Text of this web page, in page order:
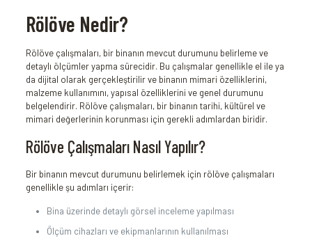
Rölöve Nedir?
Rölöve çalışmaları, bir binanın mevcut durumunu belirleme ve
detaylı ölçümler yapma sürecidir. Bu çalışmalar genellikle el ile ya
da dijital olarak gerçekleştirilir ve binanın mimari özelliklerini,
malzeme kullanımını, yapısal özelliklerini ve genel durumunu
belgelendirir. Rölöve çalışmaları, bir binanın tarihi, kültürel ve
mimari değerlerinin korunması için gerekli adımlardan biridir.
Rölöve Çalışmaları Nasıl Yapılır?
Bir binanın mevcut durumunu belirlemek için rölöve çalışmaları
genellikle şu adımları içerir:
Bina üzerinde detaylı görsel inceleme yapılması
Ölçüm cihazları ve ekipmanlarının kullanılması